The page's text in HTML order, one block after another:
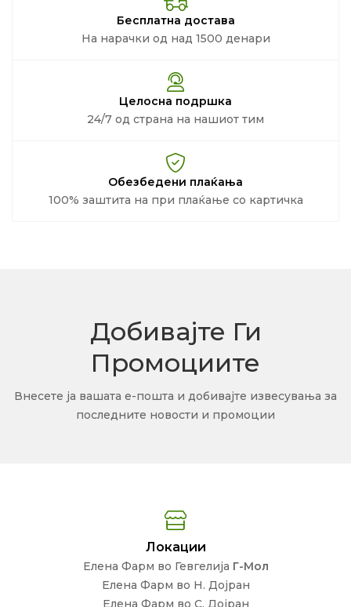
Бесплатна достава
На нарачки од над 1500 денари
Целосна подршка
24/7 од страна на нашиот тим
Обезбедени плаќања
100% заштита на при плаќање со картичка
Добивајте Ги
Промоциите
Внесете ја вашата е-пошта и добивајте извесувања за
последните новости и промоции
Локации
Елена Фарм во Гевгелија Г-Мол
Елена Фарм во Н. Дојран
Елена Фарм во С. Дојран